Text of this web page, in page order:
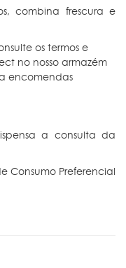
combina frescura e
os termos e
no nosso armazém
encomendas
a consulta da
Consumo Preferencial